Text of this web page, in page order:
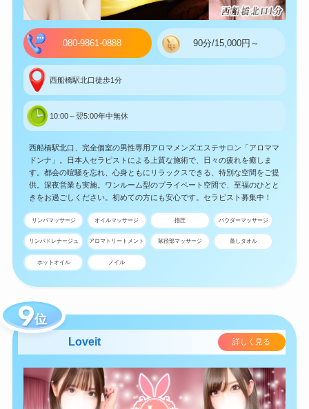
080-9861-0888 90分/15,000円～
西船橋駅北口徒歩1分
10:00～翌5:00年中無休
西船橋駅北口、完全個室の男性専用アロマメンズエステサロン「アロママ
ドンナ」。日本人セラピストによる上質な施術で、日々の疲れを癒しま
す。都会の喧騒を忘れ、心身ともにリラックスできる、特別な空間をご提
供。深夜営業も実施。ワンルーム型のプライベート空間で、至福のひとと
きをお過ごしください。初めての方にも安心です。セラピスト募集中！
リンパマッサージ オイルマッサージ 指圧 パウダーマッサージ
リンパドレナージュ アロマトリートメント 鼠径部マッサージ 蒸しタオル
ホットオイル ノイル
位
Loveit 詳しく見る